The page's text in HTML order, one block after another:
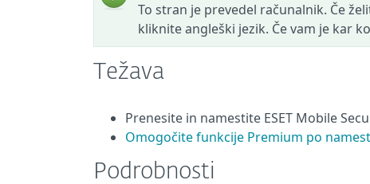
To stran je prevedel računalnik. Če
kliknite angleški jezik. Če vam je kar
Težava
Prenesite in namestite ESET Mobile
Omogočite funkcije Premium po
Podrobnosti